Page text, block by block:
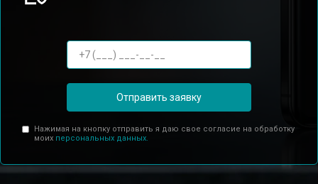
Отправить заявку
Нажимая на кнопку отправить я даю свое согласие на обработку
моих персональных данных.